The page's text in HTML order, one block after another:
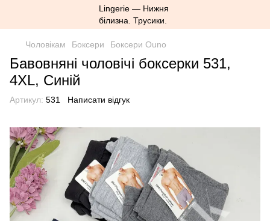
Чоловікам Боксери Боксери Ouno
Бавовняні чоловічі боксерки 531,
4XL, Синій
Артикул: 531 Написати відгук